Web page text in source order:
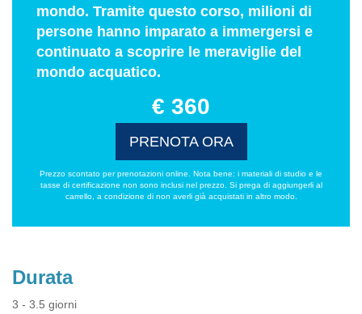
mondo. Tramite questo corso, milioni di
persone hanno imparato a immergersi e
continuato a scoprire le meraviglie del
mondo acquatico.
€ 360
PRENOTA ORA
Prezzo scontato per prenotazioni online. Nota bene: i materiali di studio e le
tasse di certificazione non sono inclusi nel prezzo. Si prega di aggiungerli al
carrello, a condizione di non averli già acquistati in altro modo.
Durata
3 - 3.5 giorni